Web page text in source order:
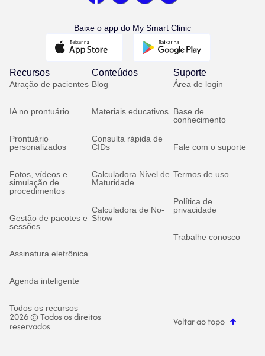
Baixe o app do My Smart Clinic
Recursos
Atração de pacientes
IA no prontuário
Prontuário
personalizados
Fotos, vídeos e
simulação de
procedimentos
Gestão de pacotes e
sessões
Assinatura eletrônica
Agenda inteligente
Todos os recursos
Conteúdos
Blog
Materiais educativos
Consulta rápida de
CIDs
Calculadora Nível de
Maturidade
Calculadora de No-
Show
Suporte
Área de login
Base de
conhecimento
Fale com o suporte
Termos de uso
Política de
privacidade
Trabalhe conosco
2026 © Todos os direitos
reservados Voltar ao topo